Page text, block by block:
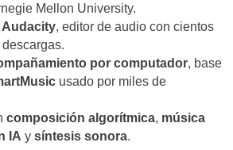
Mellon University.
, editor de audio con cientos
por computador, base
usado por miles de
composición algorítmica, música
IA y síntesis sonora.